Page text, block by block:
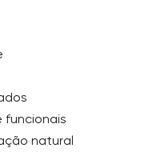
funcionais
natural